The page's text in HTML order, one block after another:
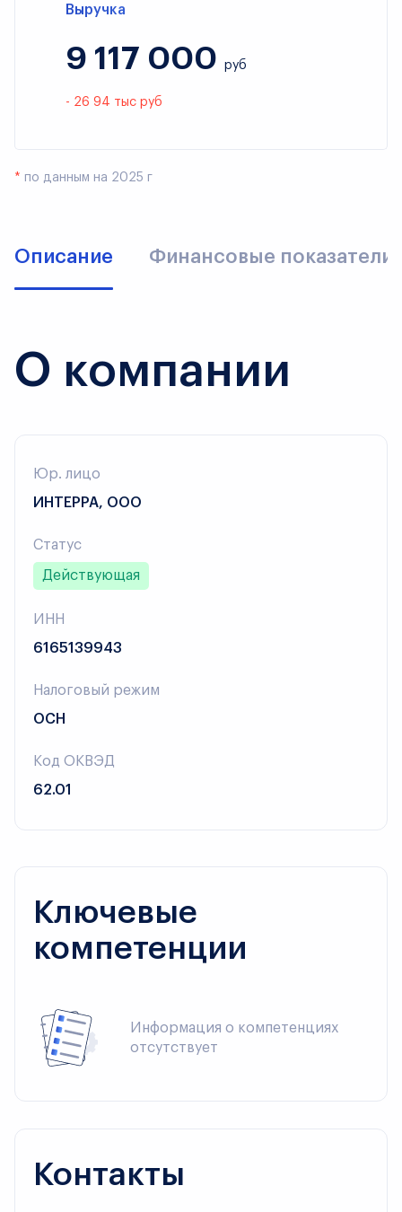
Выручка
9 117 000 руб
- 26 94 тыс руб
* по данным на 2025 г
Описание Финансовые показатели
О компании
Юр. лицо
ИНТЕРРА, ООО
Статус
Действующая
ИНН
6165139943
Налоговый режим
ОСН
Код ОКВЭД
62.01
Ключевые
компетенции
Информация о компетенциях
отсутствует
Контакты